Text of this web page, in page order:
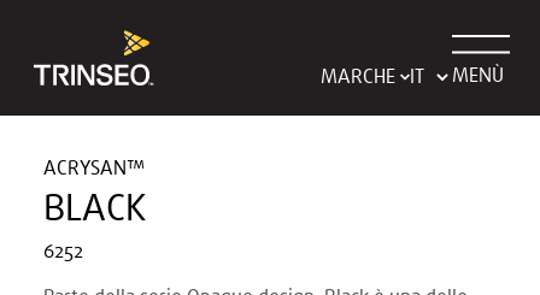
MARCHE MENÙ
ACRYSAN™
BLACK
6252